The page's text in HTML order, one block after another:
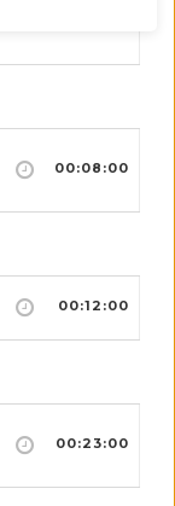
00:08:00
00:12:00
00:23:00